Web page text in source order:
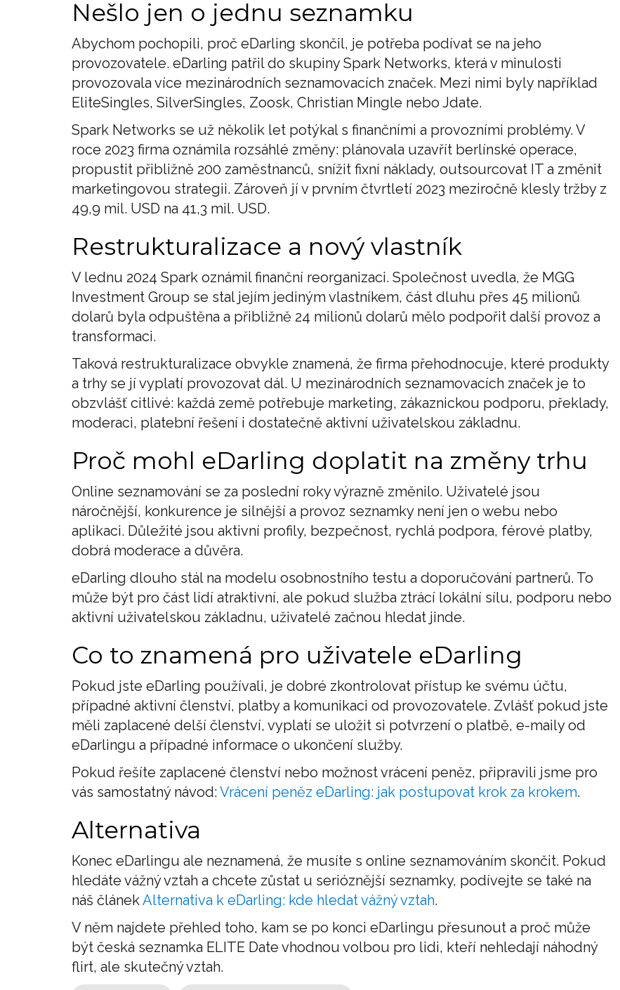
Nešlo jen o jednu seznamku
Abychom pochopili, proč eDarling skončil, je potřeba podívat se na jeho
provozovatele. eDarling patřil do skupiny Spark Networks, která v minulosti
provozovala více mezinárodních seznamovacích značek. Mezi nimi byly například
EliteSingles, SilverSingles, Zoosk, Christian Mingle nebo Jdate.
Spark Networks se už několik let potýkal s finančními a provozními problémy. V
roce 2023 firma oznámila rozsáhlé změny: plánovala uzavřít berlínské operace,
propustit přibližně 200 zaměstnanců, snížit fixní náklady, outsourcovat IT a změnit
marketingovou strategii. Zároveň jí v prvním čtvrtletí 2023 meziročně klesly tržby z
49,9 mil. USD na 41,3 mil. USD.
Restrukturalizace a nový vlastník
V lednu 2024 Spark oznámil finanční reorganizaci. Společnost uvedla, že MGG
Investment Group se stal jejím jediným vlastníkem, část dluhu přes 45 milionů
dolarů byla odpuštěna a přibližně 24 milionů dolarů mělo podpořit další provoz a
transformaci.
Taková restrukturalizace obvykle znamená, že firma přehodnocuje, které produkty
a trhy se jí vyplatí provozovat dál. U mezinárodních seznamovacích značek je to
obzvlášť citlivé: každá země potřebuje marketing, zákaznickou podporu, překlady,
moderaci, platební řešení i dostatečně aktivní uživatelskou základnu.
Proč mohl eDarling doplatit na změny trhu
Online seznamování se za poslední roky výrazně změnilo. Uživatelé jsou
náročnější, konkurence je silnější a provoz seznamky není jen o webu nebo
aplikaci. Důležité jsou aktivní profily, bezpečnost, rychlá podpora, férové platby,
dobrá moderace a důvěra.
eDarling dlouho stál na modelu osobnostního testu a doporučování partnerů. To
může být pro část lidí atraktivní, ale pokud služba ztrácí lokální sílu, podporu nebo
aktivní uživatelskou základnu, uživatelé začnou hledat jinde.
Co to znamená pro uživatele eDarling
Pokud jste eDarling používali, je dobré zkontrolovat přístup ke svému účtu,
případné aktivní členství, platby a komunikaci od provozovatele. Zvlášť pokud jste
měli zaplacené delší členství, vyplatí se uložit si potvrzení o platbě, e-maily od
eDarlingu a případné informace o ukončení služby.
Pokud řešíte zaplacené členství nebo možnost vrácení peněz, připravili jsme pro
vás samostatný návod: Vrácení peněz eDarling: jak postupovat krok za krokem.
Alternativa
Konec eDarlingu ale neznamená, že musíte s online seznamováním skončit. Pokud
hledáte vážný vztah a chcete zůstat u serióznější seznamky, podívejte se také na
náš článekAlternativa k eDarling: kde hledat vážný vztah.
V něm najdete přehled toho, kam se po konci eDarlingu přesunout a proč může
být česká seznamka ELITE Date vhodnou volbou pro lidi, kteří nehledají náhodný
flirt, ale skutečný vztah.